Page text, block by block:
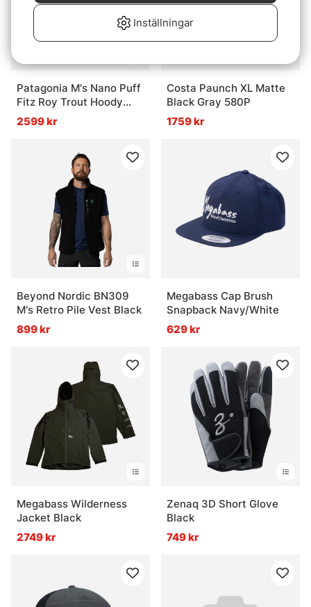
Patagonia M's Nano Puff
Fitz Roy Trout Hoody
OTBR
2599 kr
Costa Paunch XL Matte
Black Gray 580P
1759 kr
Beyond Nordic BN309
M's Retro Pile Vest Black
899 kr
Megabass Cap Brush
Snapback Navy/White
629 kr
Megabass Wilderness
Jacket Black
2749 kr
Zenaq 3D Short Glove
Black
749 kr
Inställningar